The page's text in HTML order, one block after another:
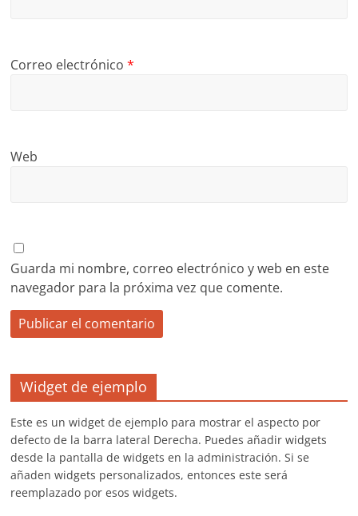
Correo electrónico*
Web
Guarda mi nombre, correo electrónico y web en este
navegador para la próxima vez que comente.
Widget de ejemplo
Este es un widget de ejemplo para mostrar el aspecto por
defecto de la barra lateral Derecha. Puedes añadir widgets
desde la pantalla de widgets en la administración. Si se
añaden widgets personalizados, entonces este será
reemplazado por esos widgets.